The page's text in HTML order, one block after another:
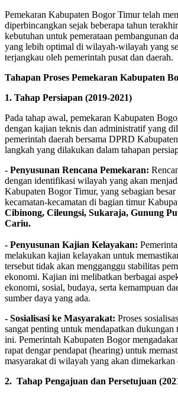
Pemekaran Kabupaten Bogor Timur telah
diperbincangkan sejak beberapa tahun
kebutuhan untuk pemerataan pembangunan
yang lebih optimal di wilayah-wilayah yang
terjangkau oleh pemerintah pusat dan daerah.
Tahapan Proses Pemekaran Kabupaten
1. Tahap Persiapan (2019-2021)
Pada tahap awal, pemekaran Kabupaten
dengan kajian teknis dan administratif yang
pemerintah daerah bersama DPRD
langkah yang dilakukan dalam tahapan
- Penyusunan Rencana Pemekaran:
dengan identifikasi wilayah yang akan
Kabupaten Bogor Timur, yang sebagian
kecamatan-kecamatan di bagian timur
Cibinong, Cileungsi, Sukaraja, Gunung
Cariu.
- Penyusunan Kajian Kelayakan:
melakukan kajian kelayakan untuk
tersebut tidak akan mengganggu stabilitas
ekonomi. Kajian ini melibatkan berbagai
ekonomi, sosial, budaya, serta kemampuan
sumber daya yang ada.
- Sosialisasi ke Masyarakat: Proses
sangat penting untuk mendapatkan dukungan
ini. Pemerintah Kabupaten Bogor
rapat dengar pendapat (hearing) untuk
masyarakat di wilayah yang akan dimekarkan
2. Tahap Pengajuan dan Persetujuan